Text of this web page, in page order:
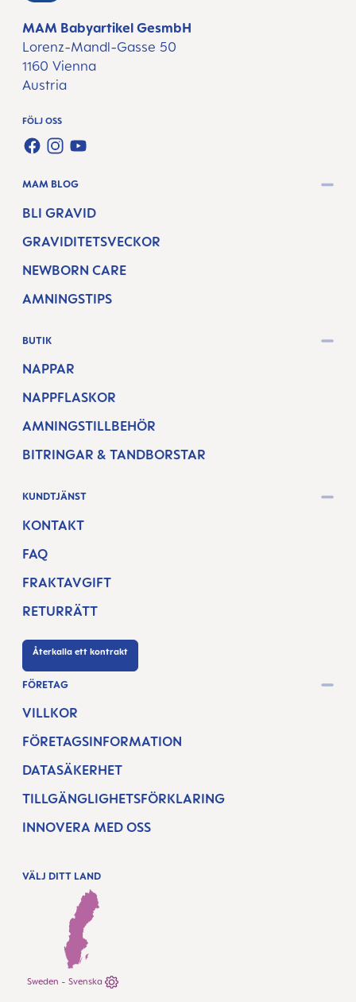
MAM Babyartikel GesmbH
Lorenz-Mandl-Gasse 50
1160 Vienna
Austria
FÖLJ OSS
FACEBOOK
INSTAGRAM
YOUTUBE
MAM BLOG
BLI GRAVID
GRAVIDITETSVECKOR
NEWBORN CARE
AMNINGSTIPS
BUTIK
NAPPAR
NAPPFLASKOR
AMNINGSTILLBEHÖR
BITRINGAR & TANDBORSTAR
KUNDTJÄNST
KONTAKT
FAQ
FRAKTAVGIFT
RETURRÄTT
Återkalla ett kontrakt
FÖRETAG
VILLKOR
FÖRETAGSINFORMATION
DATASÄKERHET
TILLGÄNGLIGHETSFÖRKLARING
INNOVERA MED OSS
VÄLJ DITT LAND
Sweden - Svenska